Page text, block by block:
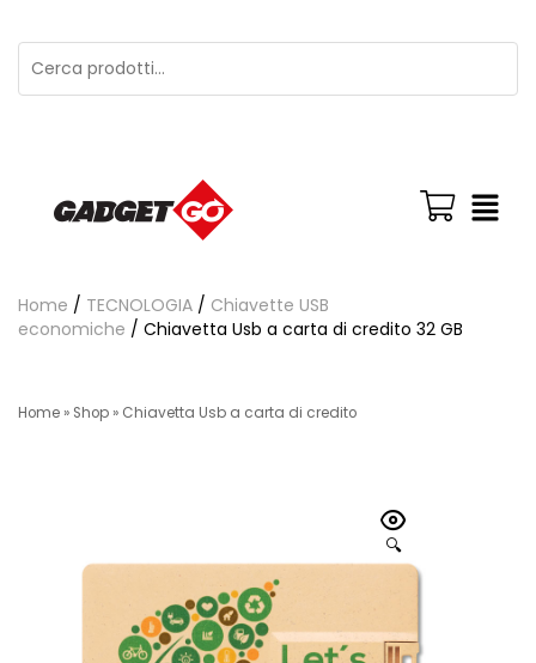
Home / TECNOLOGIA / Chiavette USB
economiche / Chiavetta Usb a carta di credito 32 GB
Home » Shop » Chiavetta Usb a carta di credito
🔍